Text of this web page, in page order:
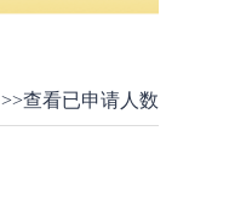
>>查看已申请人数